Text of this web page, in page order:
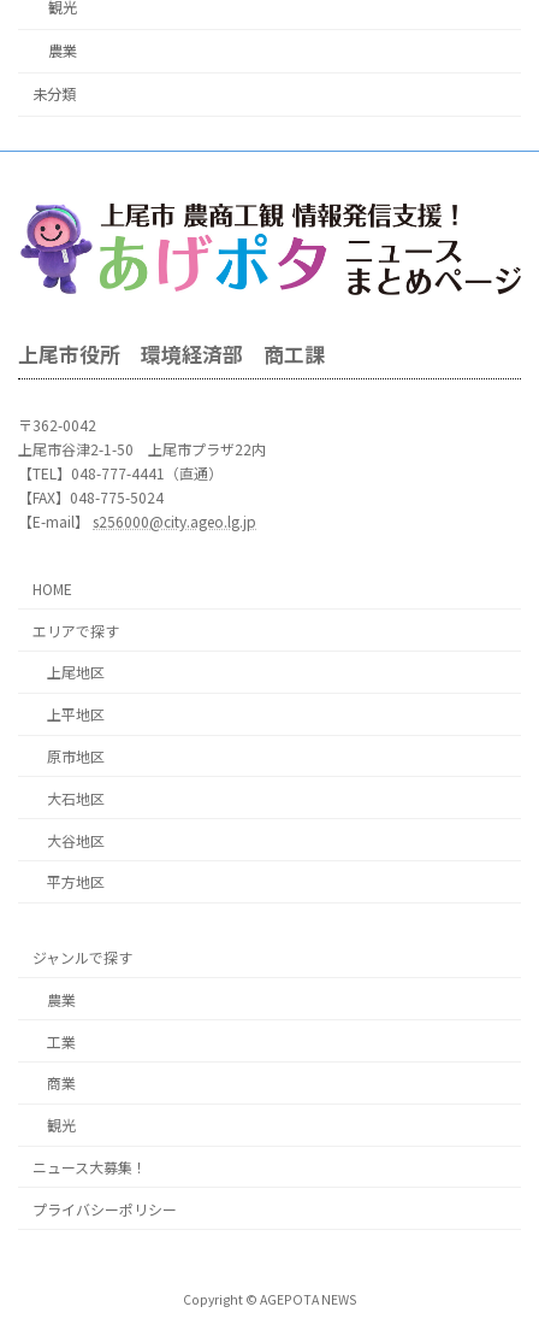
観光
農業
未分類
上尾市役所 環境経済部 商工課
〒362-0042
上尾市谷津2-1-50 上尾市プラザ22内
【TEL】048-777-4441（直通）
【FAX】048-775-5024
【E-mail】 s256000@city.ageo.lg.jp
HOME
エリアで探す
上尾地区
上平地区
原市地区
大石地区
大谷地区
平方地区
ジャンルで探す
農業
工業
商業
観光
ニュース大募集！
プライバシーポリシー
Copyright © AGEPOTA NEWS